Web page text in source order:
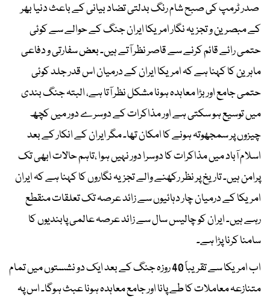
صدر ٹرمپ کی صبح شام رنگ بدلتی تضاد بیانی کے باعث دنیا بھر
کے مبصرین و تجزیہ نگار امریکا ایران جنگ کے حوالے سے کوئی
حتمی رائے قائم کرنے سے قاصر نظر آتے ہیں۔ بعض سفارتی و دفاعی
ماہرین کا کہنا ہے کہ امریکا ایران کے درمیان اس قدر جلد کوئی
حتمی جامع اور بڑا معاہدہ ہونا مشکل نظر آتا ہے، البتہ جنگ بندی
میں توسیع ہو سکتی ہے اور مذاکرات کے دوسرے دور میں کچھ
چیزوں پر سمجھوتہ ہونے کا امکان تھا۔ مگر ایران کے انکار کے بعد
اسلام آباد میں مذاکرات کا دوسرا دور نہیں ہوا ،تاہم حالات ابھی تک
پرامن ہیں۔ تاریخ پر نظر رکھنے والے تجزیہ نگاروں کا کہنا ہے کہ ایران
امریکا کے درمیان چار دہائیوں سے زائد عرصہ تک تعلقات منقطع
رہے ہیں۔ ایران کو چالیس سال سے زائد عرصہ عالمی پابندیوں کا
سامنا کرنا پڑا ہے۔
اب امریکا سے تقریباً 40 روزہ جنگ کے بعد ایک دو نشستوں میں تمام
متنازعہ معاملات کا طے پانا اور جامع معاہدہ ہونا عبث ہوگا۔ اس پہ